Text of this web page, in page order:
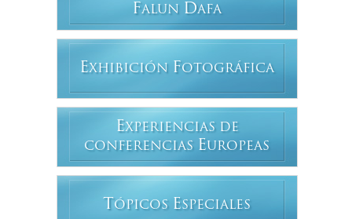
FALUN DAFA
EXHIBICIÓN FOTOGRÁFICA
EXPERIENCIAS DE
CONFERENCIAS EUROPEAS
T ÓPICOS ESPECIALES